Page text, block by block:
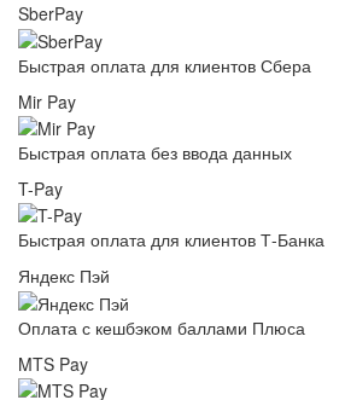
SberPay
Быстрая оплата для клиентов Сбера
Mir Pay
Быстрая оплата без ввода данных
T-Pay
Быстрая оплата для клиентов Т-Банка
Яндекс Пэй
Оплата с кешбэком баллами Плюса
MTS Pay